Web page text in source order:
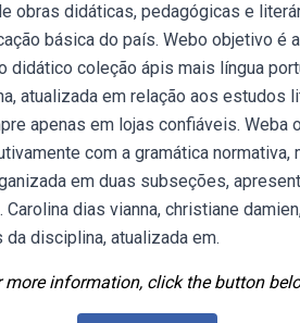
obras didáticas, pedagógicas e
básica do país. Webo objetivo é
coleção ápis mais língua
atualizada em relação aos estudos
apenas em lojas confiáveis. Weba
com a gramática
em duas subseções,
dias vianna, christiane
disciplina, atualizada em.
more information, click the button